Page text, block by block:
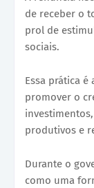
de receber o
prol de
sociais.
Essa prática
promover o
produtivos e
Durante o
como uma